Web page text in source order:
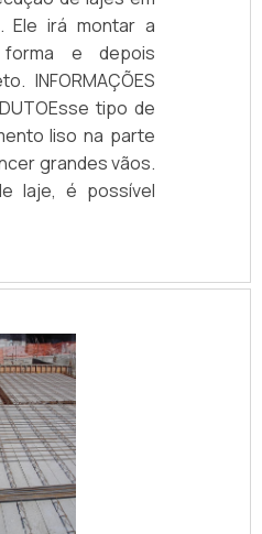
Ele irá montar a
e depois
INFORMAÇÕES
tipo de
liso na parte
grandes vãos.
laje, é possível